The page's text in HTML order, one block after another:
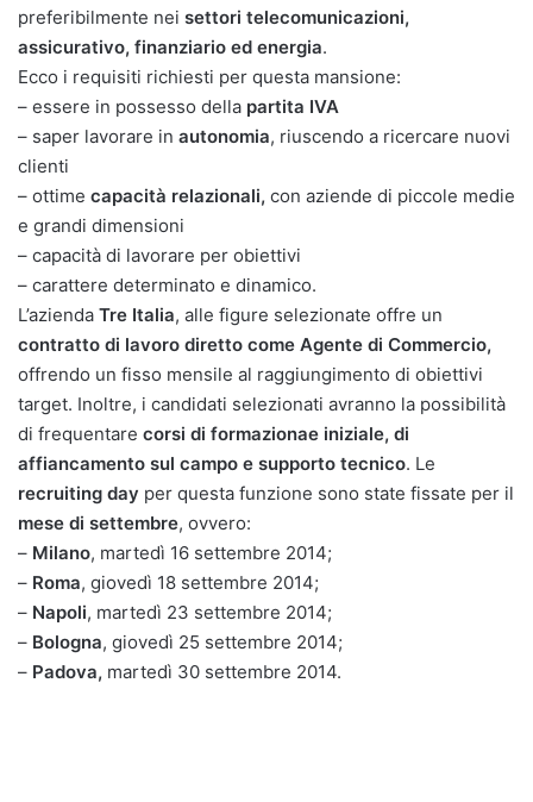
preferibilmente nei settori telecomunicazioni,
assicurativo, finanziario ed energia.
Ecco i requisiti richiesti per questa mansione:
– essere in possesso della partita IVA
– saper lavorare in autonomia, riuscendo a ricercare nuovi
clienti
– ottime capacità relazionali, con aziende di piccole medie
e grandi dimensioni
– capacità di lavorare per obiettivi
– carattere determinato e dinamico.
L’azienda Tre Italia, alle figure selezionate offre un
contratto di lavoro diretto come Agente di Commercio,
offrendo un fisso mensile al raggiungimento di obiettivi
target. Inoltre, i candidati selezionati avranno la possibilità
di frequentare corsi di formazionae iniziale, di
affiancamento sul campo e supporto tecnico. Le
recruiting day per questa funzione sono state fissate per il
mese di settembre, ovvero:
– Milano, martedì 16 settembre 2014;
– Roma, giovedì 18 settembre 2014;
– Napoli, martedì 23 settembre 2014;
– Bologna, giovedì 25 settembre 2014;
– Padova, martedì 30 settembre 2014.